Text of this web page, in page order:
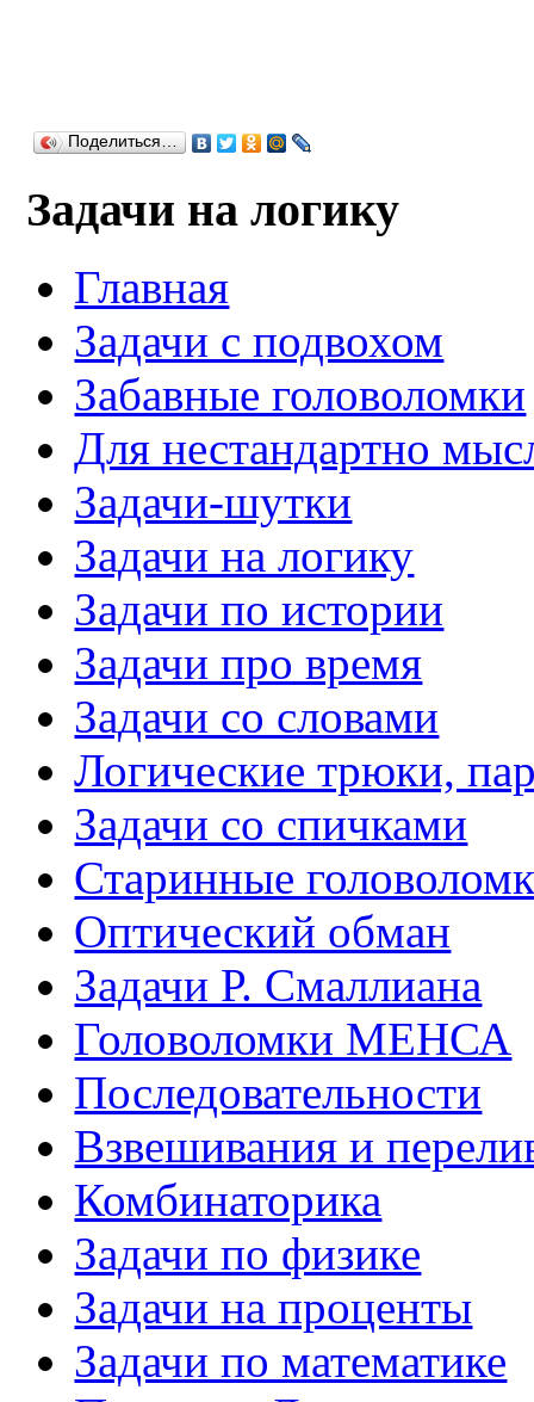
Поделиться…
Задачи на логику
Главная
Задачи с подвохом
Забавные головоломки
Для нестандартно
Задачи-шутки
Задачи на логику
Задачи по истории
Задачи про время
Задачи со словами
Логические трюки,
Задачи со спичками
Старинные
Оптический обман
Задачи Р. Смаллиана
Головоломки МЕНСА
Последовательности
Взвешивания и
Комбинаторика
Задачи по физике
Задачи на проценты
Задачи по математике